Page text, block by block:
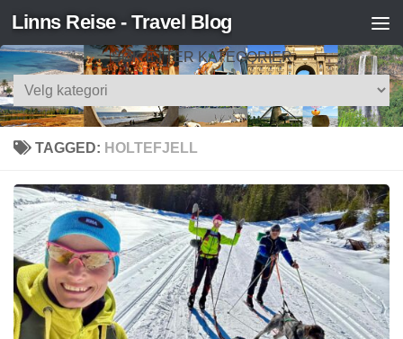
Skip to content
Linns Reise - Travel Blog
SØK ETTER KATEGORIER
Søk
etter
TAGGED: HOLTEFJELL